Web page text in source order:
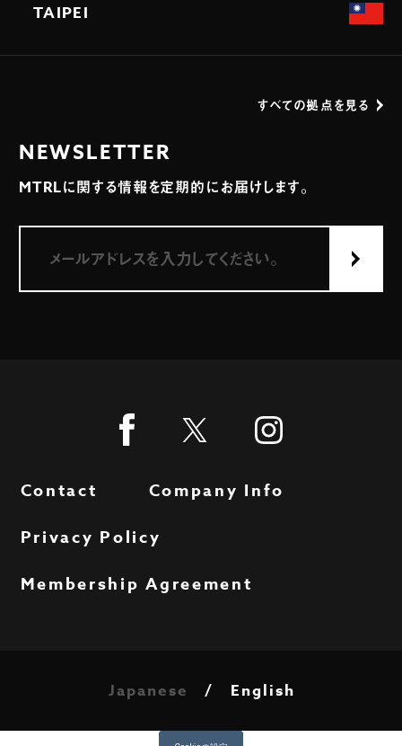
TAIPEI
すべての拠点を見る
NEWSLETTER
MTRLに関する情報を定期的にお届けします。
Contact
Company Info
Privacy Policy
Membership Agreement
Japanese English